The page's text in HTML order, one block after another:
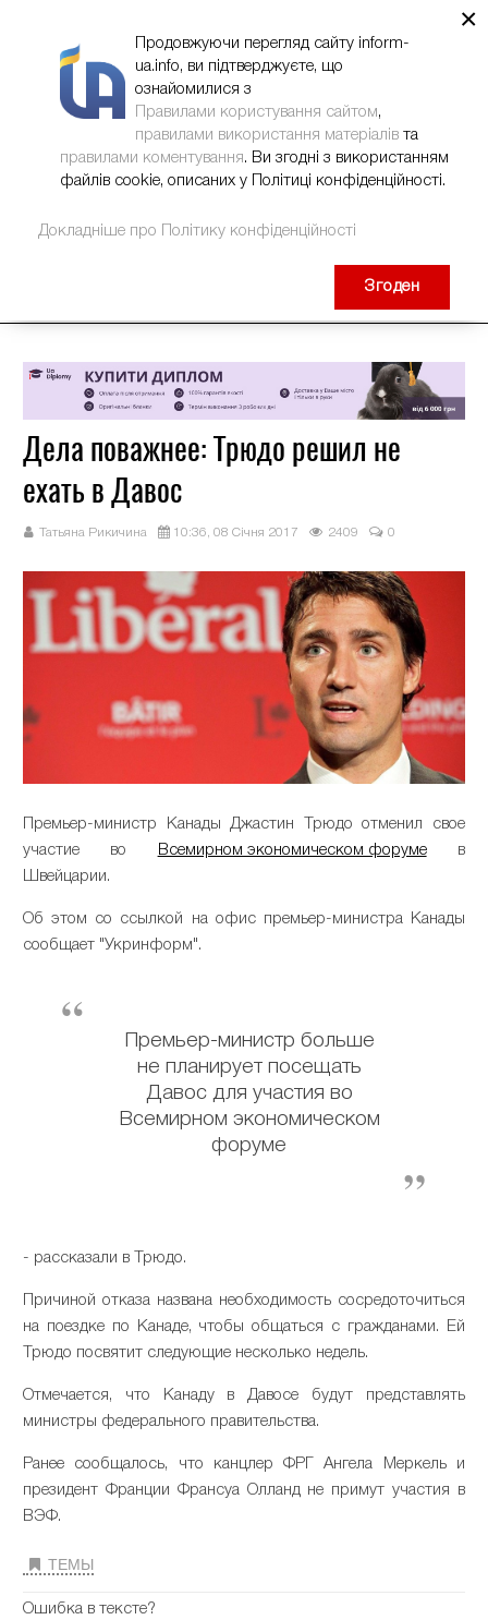
Дела поважнее: Трюдо решил не
ехать в Давос
Татьяна Рикичина 10:36, 08 Січня 2017 2409 0
Премьер-министр Канады Джастин Трюдо отменил свое
участие во
Всемирном экономическом форумев
Швейцарии.
Об этом со ссылкой на офис премьер-министра Канады
сообщает "Укринформ".
Премьер-министр больше
не планирует посещать
Давос для участия во
Всемирном экономическом
форуме
- рассказали в Трюдо.
Причиной отказа названа необходимость сосредоточиться
на поездке по Канаде, чтобы общаться с гражданами. Ей
Трюдо посвятит следующие несколько недель.
Отмечается, что Канаду в Давосе будут представлять
министры федерального правительства.
Ранее сообщалось, что канцлер ФРГ Ангела Меркель и
президент Франции Франсуа Олланд не примут участия в
ВЭФ.
ТЕМЫ
Ошибка в тексте?
×
Продовжуючи перегляд сайту inform-
ua.info, ви підтверджуєте, що
ознайомилися з
Правилами користування сайтом,
правилами використання матеріалів та
правилами коментування. Ви згодні з використанням
файлів cookie, описаних у Політиці конфіденційності.
Докладніше про Політику конфіденційності
Згоден